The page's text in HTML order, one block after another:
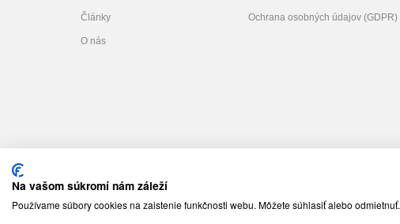
Články
O nás
Ochrana osobných údajov (GDPR)
Na vašom súkromí nám záleží
Používame súbory cookies na zaistenie funkčnosti webu. Môžete súhlasiť alebo odmietnuť.